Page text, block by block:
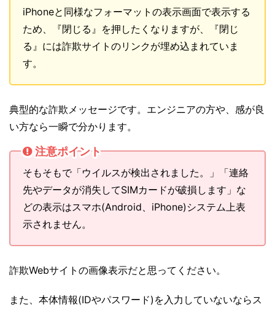
iPhoneと同様なフォーマットの表示画面で表示する
ため、『閉じる』を押したくなりますが、『閉じ
る』には詐欺サイトのリンクが埋め込まれていま
す。
典型的な詐欺メッセージです。エンジニアの方や、感が良
い方なら一瞬で分かります。
注意ポイント
そもそもで「ウイルスが検出されました。」「連絡
先やデータが消失してSIMカードが破損します」な
どの表示はスマホ(Android、iPhone)システム上表
示されません。
詐欺Webサイトの画像表示だと思ってください。
また、本体情報(IDやパスワード)を入力していないならス